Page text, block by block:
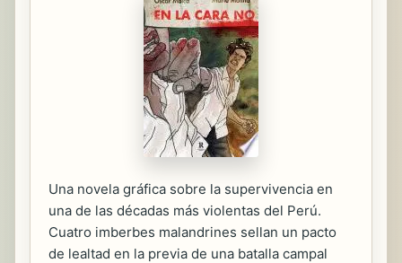
Una novela gráfica sobre la supervivencia en
una de las décadas más violentas del Perú.
Cuatro imberbes malandrines sellan un pacto
de lealtad en la previa de una batalla campal